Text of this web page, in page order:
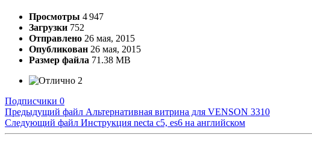
Просмотры 4 947
Загрузки 752
Отправлено 26 мая, 2015
Опубликован 26 мая, 2015
Размер файла 71.38 MB
2
Подписчики 0
Предыдущий файл Альтернативная витрина для VENSON 3310
Следующий файл Инструкция necta c5, es6 на английском